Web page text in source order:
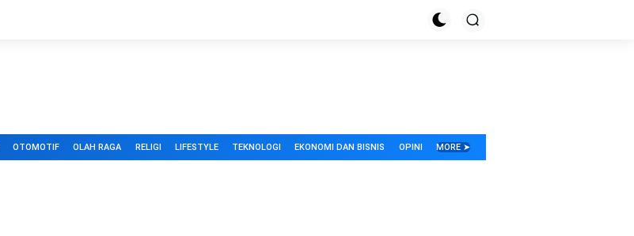
OTOMOTIF OLAH RAGA RELIGI LIFESTYLE TEKNOLOGI EKONOMI DAN BISNIS OPINI MORE ➤